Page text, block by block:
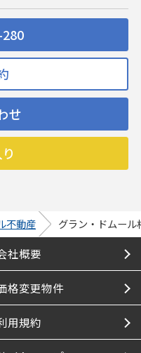
せ
不動産 グラン・ドムール
社概要
格変更物件
用規約